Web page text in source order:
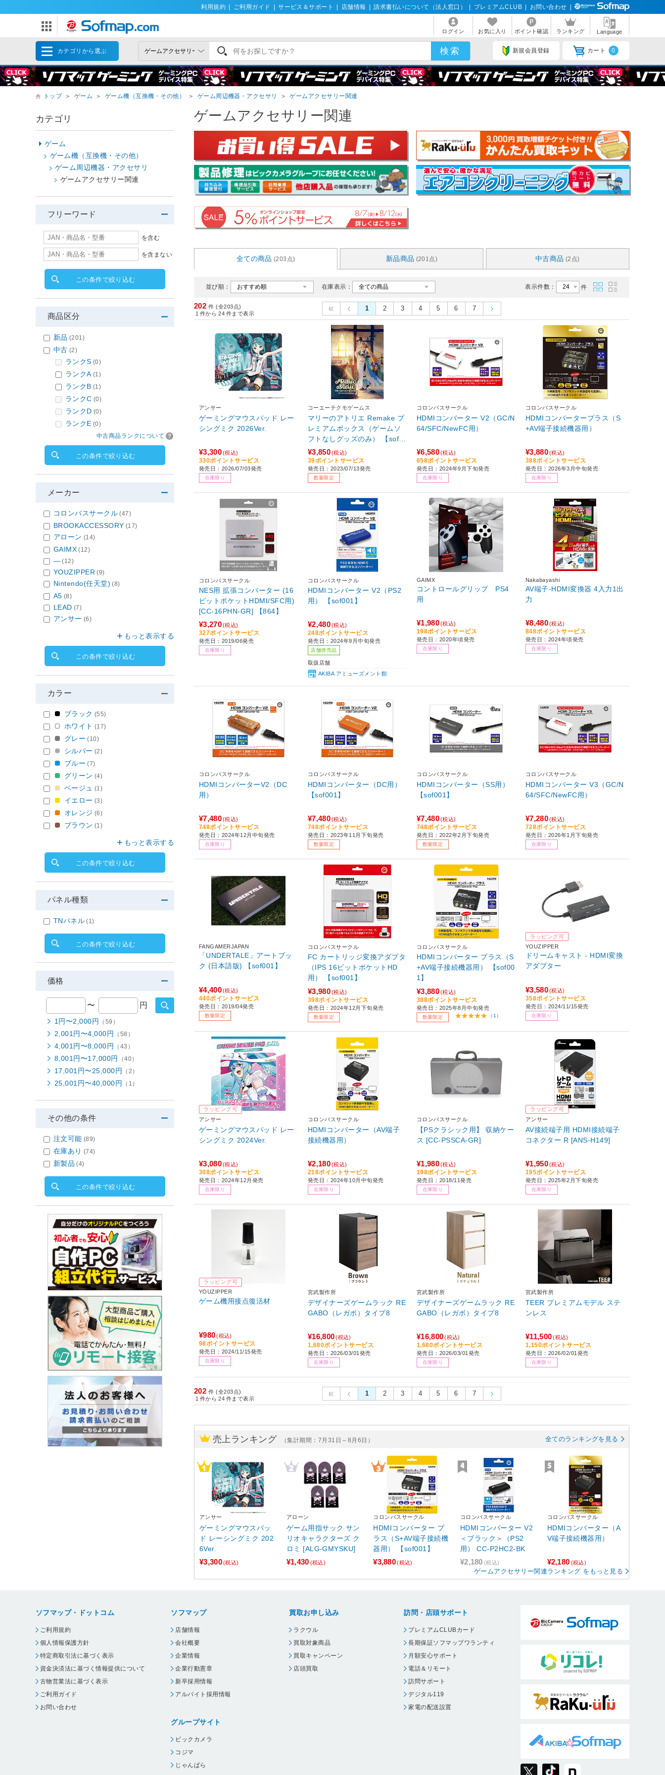
利用規約 ご利用ガイド サービス＆サポート 店舗情報 請求書払いについて（法人窓口） プレミアムCLUB お問い合わせ
ログイン お気に入り ポイント確認 ランキング Language
カテゴリから選ぶ 新規会員登録 カート 0
トップ ＞ ゲーム ＞ ゲーム機（互換機・その他） ＞ ゲーム周辺機器・アクセサリ ＞ ゲームアクセサリー関連
ゲームアクセサリー関連
全ての商品 (203点) 新品商品 (201点) 中古商品 (2点)
並び順： 在庫表示： 表示件数： 件
202 件 (全203点)
1 件から 24 件まで表示
1 2 3 4 5 6 7
アンサー
ゲーミングマウスパッド レー
シングミク 2026Ver.
¥3,300(税込)
330ポイントサービス
発売日：2026/07/03発売
在庫限り
コーエーテクモゲームス
マリーのアトリエ Remake プ
レミアムボックス（ゲームソ
フトなしグッズのみ） 【sof0
01】
¥3,850(税込)
39ポイントサービス
発売日：2023/07/13発売
数量限定
コロンバスサークル
HDMIコンバーター V2（GC/N
64/SFC/NewFC用）
¥6,580(税込)
658ポイントサービス
発売日：2024年9月下旬発売
在庫限り
コロンバスサークル
HDMIコンバータープラス（S
+AV端子接続機器用）
¥3,880(税込)
388ポイントサービス
発売日：2026年3月中旬発売
在庫限り
コロンバスサークル
NES用 拡張コンバーター (16
ビットポケットHDMI/SFC用)
[CC-16PHN-GR] 【864】
¥3,270(税込)
327ポイントサービス
発売日：2019/06発売
在庫限り
コロンバスサークル
HDMIコンバーター V2（PS2
用） 【sof001】
¥2,480(税込)
248ポイントサービス
発売日：2024年9月中旬発売
店舗併売品
取扱店舗
AKIBA アミューズメント館
GAIMX
コントロールグリップ PS4
用
¥1,980(税込)
198ポイントサービス
発売日：2020年頃発売
在庫限り
Nakabayashi
AV端子-HDMI変換器 4入力1出
力
¥8,480(税込)
848ポイントサービス
発売日：2024年頃発売
在庫限り
コロンバスサークル
HDMIコンバーターV2（DC
用）
¥7,480(税込)
748ポイントサービス
発売日：2024年12月中旬発売
在庫限り
コロンバスサークル
HDMIコンバーター（DC用）
【sof001】
¥7,480(税込)
748ポイントサービス
発売日：2023年11月下旬発売
数量限定
コロンバスサークル
HDMIコンバーター（SS用）
【sof001】
¥7,480(税込)
748ポイントサービス
発売日：2022年2月下旬発売
数量限定
コロンバスサークル
HDMIコンバーター V3（GC/N
64/SFC/NewFC用）
¥7,280(税込)
728ポイントサービス
発売日：2026年1月下旬発売
在庫限り
FANGAMERJAPAN
「UNDERTALE」アートブッ
ク (日本語版) 【sof001】
¥4,400(税込)
440ポイントサービス
発売日：2019/04発売
数量限定
コロンバスサークル
FC カートリッジ変換アダプタ
（IPS 16ビットポケットHD
用） 【sof001】
¥3,980(税込)
398ポイントサービス
発売日：2024年12月下旬発売
数量限定
コロンバスサークル
HDMIコンバーター プラス（S
+AV端子接続機器用） 【sof00
1】
¥3,880(税込)
388ポイントサービス
発売日：2025年8月中旬発売
数量限定 （1）
ラッピング可
YOUZIPPER
ドリームキャスト - HDMI変換
アダプター
¥3,580(税込)
358ポイントサービス
発売日：2024/11/15発売
在庫限り
ラッピング可
アンサー
ゲーミングマウスパッド レー
シングミク 2024Ver.
¥3,080(税込)
308ポイントサービス
発売日：2024年12月発売
在庫限り
コロンバスサークル
HDMIコンバーター（AV端子
接続機器用）
¥2,180(税込)
218ポイントサービス
発売日：2024年10月中旬発売
在庫限り
コロンバスサークル
【PSクラシック用】 収納ケー
ス [CC-PSSCA-GR]
¥1,980(税込)
198ポイントサービス
発売日：2018/11発売
在庫限り
ラッピング可
アンサー
AV接続端子用 HDMI接続端子
コネクター R [ANS-H149]
¥1,950(税込)
195ポイントサービス
発売日：2025年2月下旬発売
在庫限り
ラッピング可
YOUZIPPER
ゲーム機用接点復活材
¥980 (税込)
98ポイントサービス
発売日：2024/11/15発売
在庫限り
宮武製作所
デザイナーズゲームラック RE
GABO（レガボ）タイプ8
¥16,800(税込)
1,680ポイントサービス
発売日：2026/03/01発売
在庫限り
宮武製作所
デザイナーズゲームラック RE
GABO（レガボ）タイプ8
¥16,800(税込)
1,680ポイントサービス
発売日：2026/03/01発売
在庫限り
宮武製作所
TEER プレミアムモデル ステ
ンレス
¥11,500(税込)
1,150ポイントサービス
発売日：2026/02/01発売
在庫限り
202 件 (全203点)
1 件から 24 件まで表示
1 2 3 4 5 6 7
売上ランキング （集計期間：7月31日～8月6日） 全てのランキングを見る
アンサー
ゲーミングマウスパッ
ド レーシングミク 202
6Ver.
¥3,300(税込)
アローン
ゲーム用指サック サン
リオキャラクターズ ク
ロミ [ALG-GMYSKU]
¥1,430 (税込)
コロンバスサークル
HDMIコンバーター プ
ラス（S+AV端子接続機
器用） 【sof001】
¥3,880(税込)
コロンバスサークル
HDMIコンバーター V2
＜ブラック＞（PS2
用） CC-P2HC2-BK
¥2,180 (税込)
コロンバスサークル
HDMIコンバーター（A
V端子接続機器用）
¥2,180 (税込)
ゲームアクセサリー関連ランキング をもっと見る
カテゴリ
ゲーム
ゲーム機（互換機・その他）
ゲーム周辺機器・アクセサリ
ゲームアクセサリー関連
フリーワード
を含む
を含まない
この条件で絞り込む
商品区分
新品 (201)
中古 (2)
ランクS (0)
ランクA (1)
ランクB (1)
ランクC (0)
ランクD (0)
ランクE (0)
中古商品ランクについて
この条件で絞り込む
メーカー
コロンバスサークル (47)
BROOKACCESSORY (17)
アローン (14)
GAIMX (12)
― (12)
YOUZIPPER (9)
Nintendo(任天堂) (8)
A5 (8)
LEAD (7)
アンサー (6)
もっと表示する
この条件で絞り込む
カラー
ブラック (55)
ホワイト (17)
グレー (10)
シルバー (2)
ブルー (7)
グリーン (4)
ベージュ (1)
イエロー (3)
オレンジ (6)
ブラウン (1)
もっと表示する
この条件で絞り込む
パネル種類
TNパネル (1)
この条件で絞り込む
価格
〜 円
1円〜2,000円 （59）
2,001円〜4,000円 （58）
4,001円〜8,000円 （43）
8,001円〜17,000円 （40）
17,001円〜25,000円 （2）
25,001円〜40,000円 （1）
その他の条件
注文可能 (89)
在庫あり (74)
新製品 (4)
この条件で絞り込む
ソフマップ・ドットコム
ご利用規約
個人情報保護方針
特定商取引法に基づく表示
資金決済法に基づく情報提供について
古物営業法に基づく表示
ご利用ガイド
お問い合わせ
ソフマップ
店舗情報
会社概要
企業情報
企業行動憲章
新卒採用情報
アルバイト採用情報
グループサイト
ビックカメラ
コジマ
じゃんぱら
買取お申し込み
ラクウル
買取対象商品
買取キャンペーン
店頭買取
訪問・店頭サポート
プレミアムCLUBカード
長期保証ソフマップワランティ
月額安心サポート
電話＆リモート
訪問サポート
デジタル119
家電の配送設置